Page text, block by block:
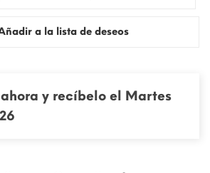
a la lista de deseos
y recíbelo el Martes